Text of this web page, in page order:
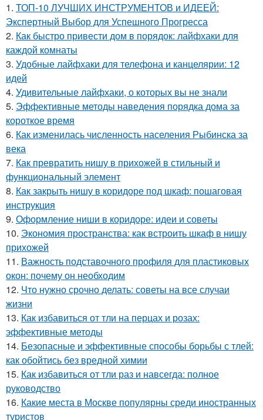
1. ТОП-10 ЛУЧШИХ ИНСТРУМЕНТОВ и ИДЕЕЙ:
Экспертный Выбор для Успешного Прогресса
2. Как быстро привести дом в порядок: лайфхаки для
каждой комнаты
3. Удобные лайфхаки для телефона и канцелярии: 12
идей
4. Удивительные лайфхаки, о которых вы не знали
5. Эффективные методы наведения порядка дома за
короткое время
6. Как изменилась численность населения Рыбинска за
века
7. Как превратить нишу в прихожей в стильный и
функциональный элемент
8. Как закрыть нишу в коридоре под шкаф: пошаговая
инструкция
9. Оформление ниши в коридоре: идеи и советы
10. Экономия пространства: как встроить шкаф в нишу
прихожей
11. Важность подставочного профиля для пластиковых
окон: почему он необходим
12. Что нужно срочно делать: советы на все случаи
жизни
13. Как избавиться от тли на перцах и розах:
эффективные методы
14. Безопасные и эффективные способы борьбы с тлей:
как обойтись без вредной химии
15. Как избавиться от тли раз и навсегда: полное
руководство
16. Какие места в Москве популярны среди иностранных
туристов